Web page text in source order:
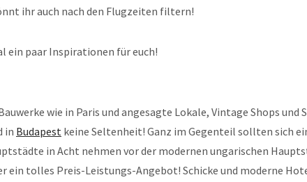
ihr auch nach den Flugzeiten filtern!
ein paar Inspirationen für euch!
wie in Paris und angesagte Lokale, Vintage Shops und
in Budapest keine Seltenheit! Ganz im Gegenteil sollten sich
in Acht nehmen vor der modernen ungarischen
ein tolles Preis-Leistungs-Angebot! Schicke und moderne